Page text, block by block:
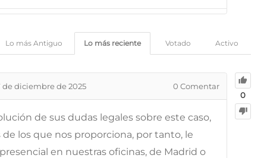
Activo
Votado
Lo más reciente
Lo más Antiguo
0
de diciembre de 2025 0 Comentar
de sus dudas legales sobre este caso,
los que nos proporciona, por tanto, le
en nuestras oficinas, de Madrid o